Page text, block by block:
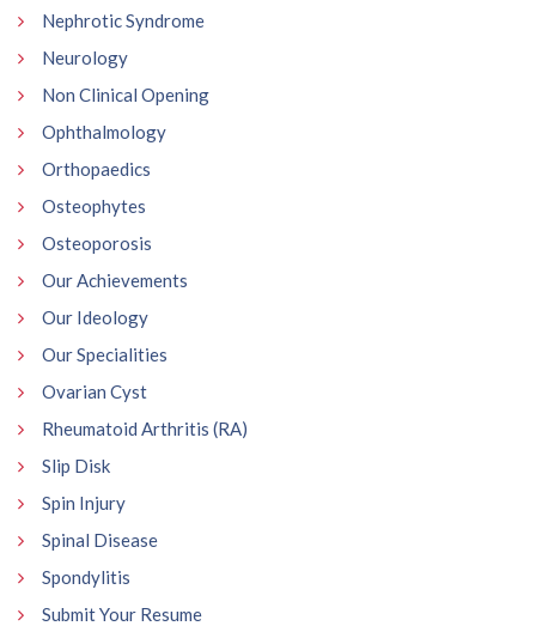
Nephrotic Syndrome
Neurology
Non Clinical Opening
Ophthalmology
Orthopaedics
Osteophytes
Osteoporosis
Our Achievements
Our Ideology
Our Specialities
Ovarian Cyst
Rheumatoid Arthritis (RA)
Slip Disk
Spin Injury
Spinal Disease
Spondylitis
Submit Your Resume